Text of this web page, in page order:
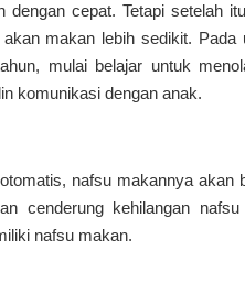
cepat. Tetapi setelah
makan lebih sedikit. Pada
mulai belajar untuk
komunikasi dengan anak.
nafsu makannya akan
cenderung kehilangan
nafsu makan.